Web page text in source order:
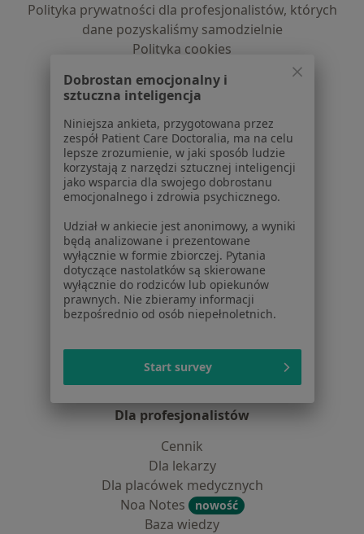
Polityka prywatności dla profesjonalistów, których
dane pozyskaliśmy samodzielnie
Polityka cookies
Dostępność
O nas
Praca Rekrutujemy!
Partnerzy
Centrum prasowe
Kontakt
Lekarze
Placówki medyczne
Pytania i odpowiedzi
Usługi i zabiegi
Choroby
Pomoc
Aplikacje mobilne
Blog dla pacjentów
Dla profesjonalistów
Cennik
Dla lekarzy
Dla placówek medycznych
Noa Notes
nowość
Baza wiedzy
Dobrostan emocjonalny i
sztuczna inteligencja
Niniejsza ankieta, przygotowana przez
zespół Patient Care Doctoralia, ma na celu
lepsze zrozumienie, w jaki sposób ludzie
korzystają z narzędzi sztucznej inteligencji
jako wsparcia dla swojego dobrostanu
emocjonalnego i zdrowia psychicznego.
Udział w ankiecie jest anonimowy, a wyniki
będą analizowane i prezentowane
wyłącznie w formie zbiorczej. Pytania
dotyczące nastolatków są skierowane
wyłącznie do rodziców lub opiekunów
prawnych. Nie zbieramy informacji
bezpośrednio od osób niepełnoletnich.
Start survey